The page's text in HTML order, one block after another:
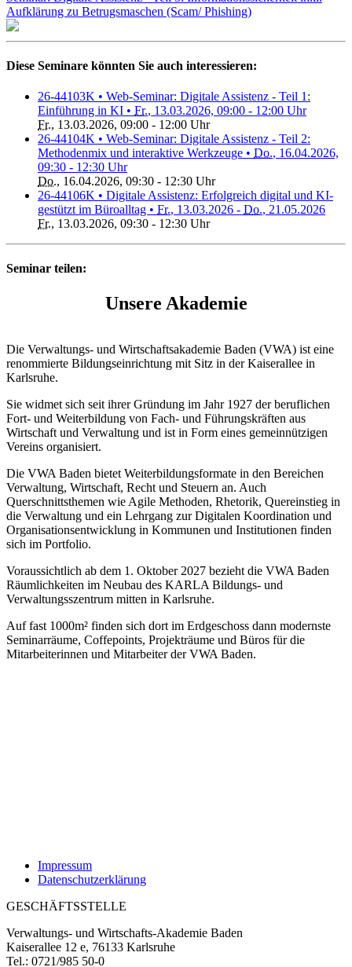
Aufklärung zu Betrugsmaschen (Scam/ Phishing)
Diese Seminare könnten Sie auch interessieren:
26-44103K • Web-Seminar: Digitale Assistenz - Teil 1:
Einführung in KI • Fr., 13.03.2026, 09:00 - 12:00 Uhr
Fr., 13.03.2026, 09:00 - 12:00 Uhr
26-44104K • Web-Seminar: Digitale Assistenz - Teil 2:
Methodenmix und interaktive Werkzeuge • Do., 16.04.2026,
09:30 - 12:30 Uhr
Do., 16.04.2026, 09:30 - 12:30 Uhr
26-44106K • Digitale Assistenz: Erfolgreich digital und KI-
gestützt im Büroalltag • Fr., 13.03.2026 - Do., 21.05.2026
Fr., 13.03.2026, 09:30 - 12:30 Uhr
Seminar teilen:
Unsere Akademie
Die Verwaltungs- und Wirtschaftsakademie Baden (VWA) ist eine
renommierte Bildungseinrichtung mit Sitz in der Kaiserallee in
Karlsruhe.
Sie widmet sich seit ihrer Gründung im Jahr 1927 der beruflichen
Fort- und Weiterbildung von Fach- und Führungskräften aus
Wirtschaft und Verwaltung und ist in Form eines gemeinnützigen
Vereins organisiert.
Die VWA Baden bietet Weiterbildungsformate in den Bereichen
Verwaltung, Wirtschaft, Recht und Steuern an. Auch
Querschnittsthemen wie Agile Methoden, Rhetorik, Quereinstieg in
die Verwaltung und ein Lehrgang zur Digitalen Koordination und
Organisationsentwicklung in Kommunen und Institutionen finden
sich im Portfolio.
Voraussichtlich ab dem 1. Oktober 2027 bezieht die VWA Baden
Räumlichkeiten im Neubau des KARLA Bildungs- und
Verwaltungsszentrum mitten in Karlsruhe.
Auf fast 1000m² finden sich dort im Erdgeschoss dann modernste
Seminarräume, Coffepoints, Projekträume und Büros für die
Mitarbeiterinnen und Mitarbeiter der VWA Baden.
Impressum
Datenschutzerklärung
GESCHÄFTSSTELLE
Verwaltungs- und Wirtschafts-Akademie Baden
Kaiserallee 12 e, 76133 Karlsruhe
Tel.: 0721/985 50-0